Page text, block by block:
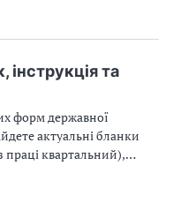
інструкція та
форм державної
актуальні бланки
праці квартальний),